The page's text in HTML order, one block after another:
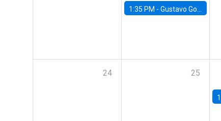
1:35 PM - Gustavo González, Banco Central de Chile
24 25